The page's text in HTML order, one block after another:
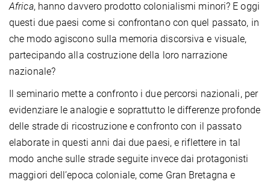
Africa, hanno davvero prodotto colonialismi minori? E oggi
questi due paesi come si confrontano con quel passato, in
che modo agiscono sulla memoria discorsiva e visuale,
partecipando alla costruzione della loro narrazione
nazionale?
Il seminario mette a confronto i due percorsi nazionali, per
evidenziare le analogie e soprattutto le differenze profonde
delle strade di ricostruzione e confronto con il passato
elaborate in questi anni dai due paesi, e riflettere in tal
modo anche sulle strade seguite invece dai protagonisti
maggiori dell’epoca coloniale, come Gran Bretagna e